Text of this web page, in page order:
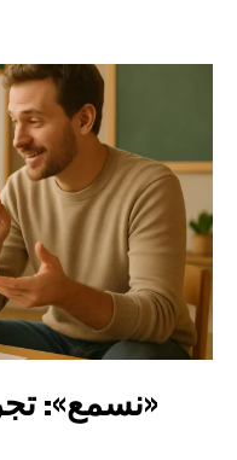
«نسمع»: